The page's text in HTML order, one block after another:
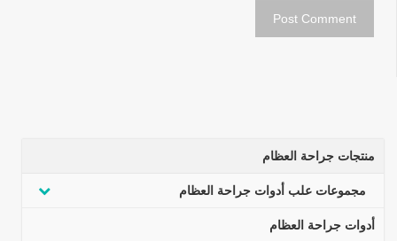
منتجات جراحة العظام
مجموعات علب أدوات جراحة العظام
أدوات جراحة العظام